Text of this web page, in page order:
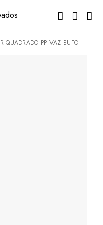
BR QUADRADO PP VAZ BUTO